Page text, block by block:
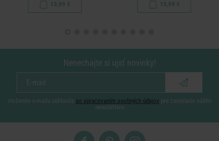
13,99 € 13,99 €
Nenechajte si ujsť novinky!
vložením e-mailu súhlasíte so spracovaním osobných údajov pre zasielanie nášho
newsletteru